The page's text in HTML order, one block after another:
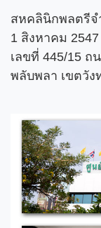
สหคลินิกพลตรีจ
1 สิงหาคม
เลขที่ 445/15 ถ
พลับพลา เขตวัง